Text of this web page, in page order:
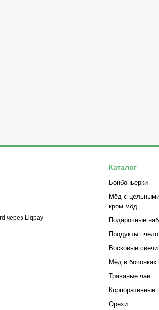
Каталог
Бонбоньерки
Мёд с
крем мёд
Подарочные
Продукты
Восковые свечи
Мёд в бочонках
Травяные чаи
Корпоративные
Орехи